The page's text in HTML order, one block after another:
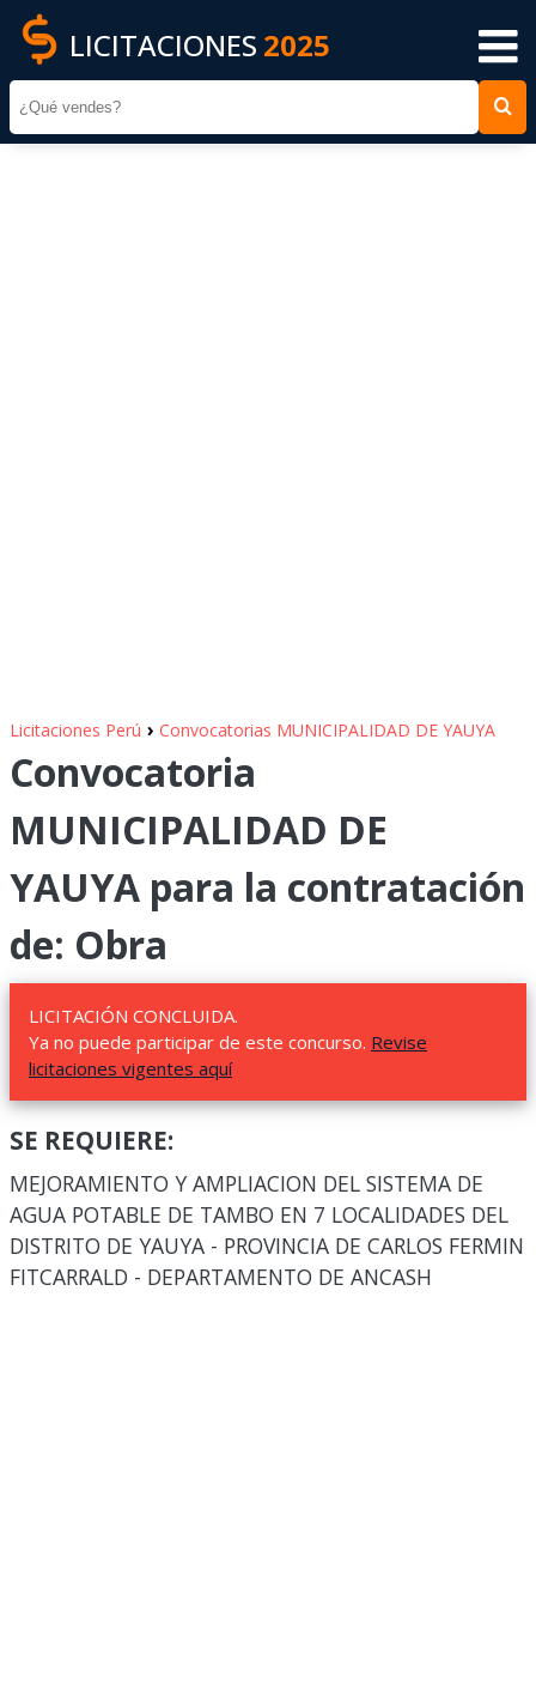
LICITACIONES 2025
Licitaciones Perú › Convocatorias MUNICIPALIDAD DE YAUYA
Convocatoria
MUNICIPALIDAD DE
YAUYA para la contratación
de: Obra
LICITACIÓN CONCLUIDA.
Ya no puede participar de este concurso. Revise
licitaciones vigentes aquí
SE REQUIERE:
MEJORAMIENTO Y AMPLIACION DEL SISTEMA DE
AGUA POTABLE DE TAMBO EN 7 LOCALIDADES DEL
DISTRITO DE YAUYA - PROVINCIA DE CARLOS FERMIN
FITCARRALD - DEPARTAMENTO DE ANCASH